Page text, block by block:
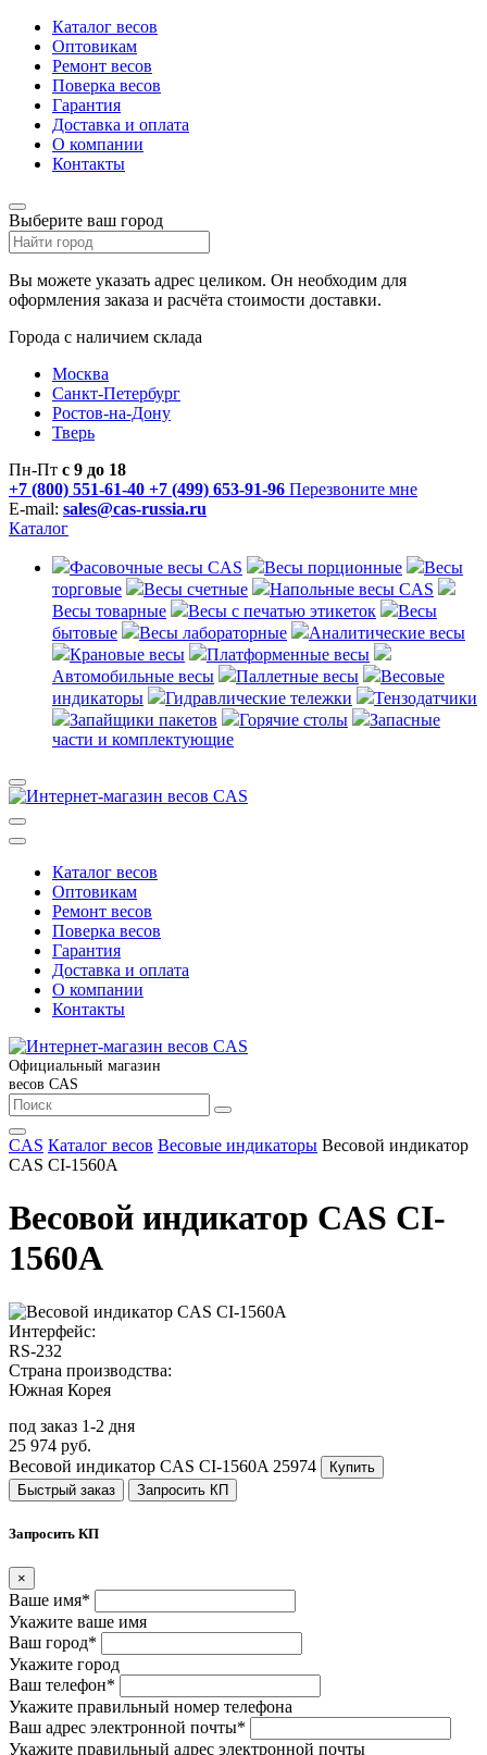
Каталог весов
Оптовикам
Ремонт весов
Поверка весов
Гарантия
Доставка и оплата
О компании
Контакты
Выберите ваш город
Вы можете указать адрес целиком. Он необходим для
оформления заказа и расчёта стоимости доставки.
Города с наличием склада
Москва
Санкт-Петербург
Ростов-на-Дону
Тверь
Пн-Пт с 9 до 18
+7 (800) 551-61-40 +7 (499) 653-91-96 Перезвоните мне
E-mail: sales@cas-russia.ru
Каталог
Фасовочные весы CAS Весы порционные
Весы
торговые
Весы счетные
Напольные весы CAS
Весы товарные
Весы с печатью этикеток
Весы
бытовые
Весы лабораторные
Аналитические весы
Крановые весы
Платформенные весы
Автомобильные весы
Паллетные весы
Весовые
индикаторы
Гидравлические тележки
Тензодатчики
Запайщики пакетов
Горячие столы
Запасные
части и комплектующие
Каталог весов
Оптовикам
Ремонт весов
Поверка весов
Гарантия
Доставка и оплата
О компании
Контакты
Официальный магазин
весов CAS
CAS Каталог весов Весовые индикаторы Весовой индикатор
CAS CI-1560A
Весовой индикатор CAS CI-
1560A
Интерфейс:
RS-232
Страна производства:
Южная Корея
под заказ 1-2 дня
25 974 руб.
Весовой индикатор CAS CI-1560A 25974
Купить
Быстрый заказ
Запросить КП
Запросить КП
×
Ваше имя*
Укажите ваше имя
Ваш город*
Укажите город
Ваш телефон*
Укажите правильный номер телефона
Ваш адрес электронной почты*
Укажите правильный адрес электронной почты